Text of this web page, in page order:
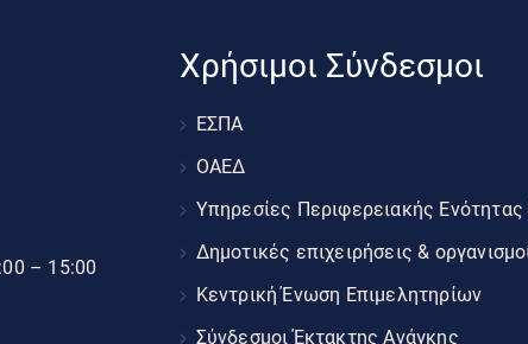
– 15:00
Χρήσιμοι Σύνδεσμοι
ΕΣΠΑ
ΟΑΕΔ
Υπηρεσίες Περιφερειακής
Δημοτικές επιχειρήσεις &
Κεντρική Ένωση Επιμελητηρίων
Σύνδεσμοι Έκτακτης Ανάγκης